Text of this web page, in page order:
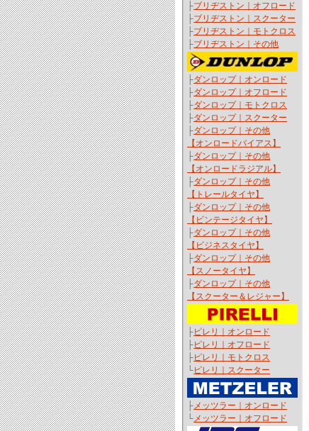
├ブリヂストン｜オフロード
├ブリヂストン｜スクーター
├ブリヂストン｜モトクロス
├ブリヂストン｜その他
├ダンロップ｜オンロード
├ダンロップ｜オフロード
├ダンロップ｜モトクロス
├ダンロップ｜スクーター
├ダンロップ｜その他
【オンロードバイアス】
├ダンロップ｜その他
【オンロードラジアル】
├ダンロップ｜その他
【トレールタイヤ】
├ダンロップ｜その他
【ビンテージタイヤ】
├ダンロップ｜その他
【ビジネスタイヤ】
├ダンロップ｜その他
【スノータイヤ】
├ダンロップ｜その他
【スクーター＆レジャー】
├ピレリ｜オンロード
├ピレリ｜オフロード
├ピレリ｜モトクロス
└ピレリ｜スクーター
├メッツラー｜オンロード
└メッツラー｜オフロード